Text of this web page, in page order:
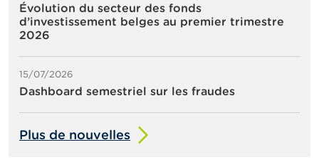
Évolution du secteur des fonds
d’investissement belges au premier trimestre
2026
15/07/2026
Dashboard semestriel sur les fraudes
Plus de nouvelles